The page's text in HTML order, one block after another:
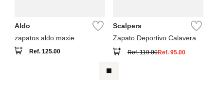
Aldo
zapatos aldo maxie
Ref.125.00
Scalpers
Zapato Deportivo Calavera
Ref.119.00Ref. 95.00